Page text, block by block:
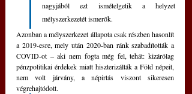
nagyjából ezt ismételgetik a helyzet
mélyszerkezetét ismerők.
Azonban a mélyszerkezet állapota csak részben hasonlít
a 2019-esre, mely után 2020-ban ránk szabadították a
COVID-ot ‒ aki nem fogta még fel, tehát: kizárólag
pénzpolitikai érdekek miatt hiszterizálták a Föld népeit,
nem volt járvány, a népirtás viszont sikeresen
végrehajtódott.